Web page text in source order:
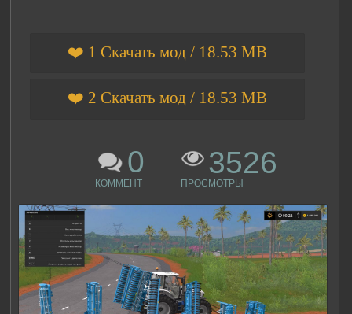
❤️ 1 Скачать мод / 18.53 MB
❤️ 2 Скачать мод / 18.53 MB
0
КОММЕНТ
3526
ПРОСМОТРЫ